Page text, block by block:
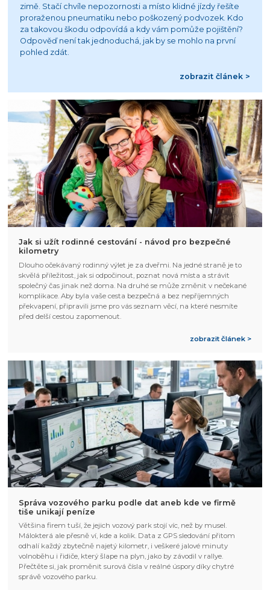
zimě. Stačí chvíle nepozornosti a místo klidné jízdy řešíte
proraženou pneumatiku nebo poškozený podvozek. Kdo
za takovou škodu odpovídá a kdy vám pomůže pojištění?
Odpověď není tak jednoduchá, jak by se mohlo na první
pohled zdát.
zobrazit článek >
Jak si užít rodinné cestování - návod pro bezpečné
kilometry
Dlouho očekávaný rodinný výlet je za dveřmi. Na jedné straně je to
skvělá příležitost, jak si odpočinout, poznat nová místa a strávit
společný čas jinak než doma. Na druhé se může změnit v nečekané
komplikace. Aby byla vaše cesta bezpečná a bez nepříjemných
překvapení, připravili jsme pro vás seznam věcí, na které nesmíte
před delší cestou zapomenout.
zobrazit článek >
Správa vozového parku podle dat aneb kde ve firmě
tiše unikají peníze
Většina firem tuší, že jejich vozový park stojí víc, než by musel.
Málokterá ale přesně ví, kde a kolik. Data z GPS sledování přitom
odhalí každý zbytečně najetý kilometr, i veškeré jalové minuty
volnoběhu i řidiče, který šlape na plyn, jako by závodil v rallye.
Přečtěte si, jak proměnit surová čísla v reálné úspory díky chytré
správě vozového parku.